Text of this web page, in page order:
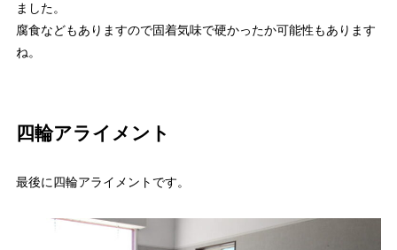
ました。
腐食などもありますので固着気味で硬かったか可能性もあります
ね。
四輪アライメント
最後に四輪アライメントです。